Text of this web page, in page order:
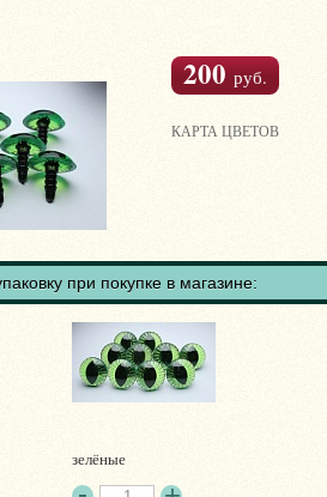
200руб.
КАРТА ЦВЕТОВ
при покупке в магазине:
зелёные